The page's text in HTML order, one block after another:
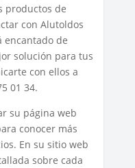
productos de
con Alutoldos
encantado de
solución para tus
con ellos a
01 34.
su página web
conocer más
En su sitio web
sobre cada